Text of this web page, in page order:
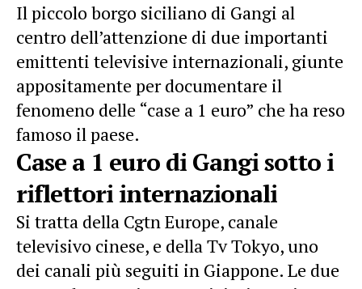
Il piccolo borgo siciliano di Gangi al
centro dell’attenzione di due importanti
emittenti televisive internazionali, giunte
appositamente per documentare il
fenomeno delle “case a 1 euro” che ha reso
famoso il paese.
Case a 1 euro di Gangi sotto i
riflettori internazionali
Si tratta della Cgtn Europe, canale
televisivo cinese, e della Tv Tokyo, uno
dei canali più seguiti in Giappone. Le due